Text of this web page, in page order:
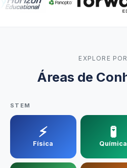
Infraestrutura
Capacitação
EXPLORE
Áreas de
STEM
⚡
Física
🧪
Química